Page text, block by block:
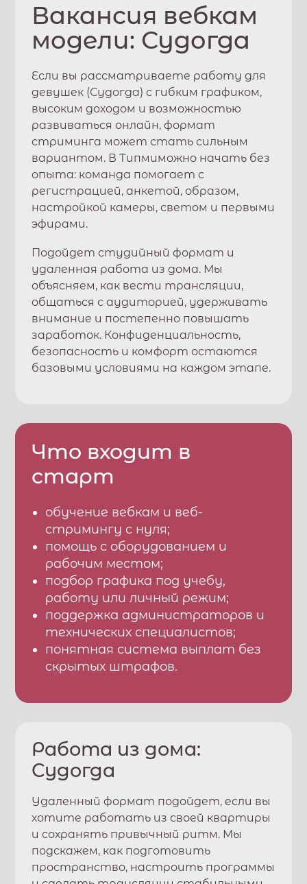
Вакансия вебкам
модели: Судогда
Если вы рассматриваете работу для
девушек (Судогда) с гибким графиком,
высоким доходом и возможностью
развиваться онлайн, формат
стриминга может стать сильным
вариантом. ВТипмиможно начать без
опыта: команда помогает с
регистрацией, анкетой, образом,
настройкой камеры, светом и первыми
эфирами.
Подойдет студийный формат и
удаленная работа из дома. Мы
объясняем, как вести трансляции,
общаться с аудиторией, удерживать
внимание и постепенно повышать
заработок. Конфиденциальность,
безопасность и комфорт остаются
базовыми условиями на каждом этапе.
Что входит в
старт
обучение вебкам и веб-
стримингу с нуля;
помощь с оборудованием и
рабочим местом;
подбор графика под учебу,
работу или личный режим;
поддержка администраторов и
технических специалистов;
понятная система выплат без
скрытых штрафов.
Работа из дома:
Судогда
Удаленный формат подойдет, если вы
хотите работать из своей квартиры
и сохранять привычный ритм. Мы
подскажем, как подготовить
пространство, настроить программы